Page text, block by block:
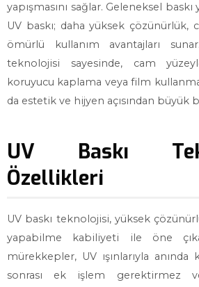
yapışmasını sağlar. Geleneksel
UV baskı; daha yüksek çözünürlük,
ömürlü kullanım avantajları
teknolojisi sayesinde, cam
koruyucu kaplama veya film
da estetik ve hijyen açısından büyük
UV Baskı
Özellikleri
UV baskı teknolojisi, yüksek
yapabilme kabiliyeti ile öne
mürekkepler, UV ışınlarıyla anında
sonrası ek işlem gerektirmez